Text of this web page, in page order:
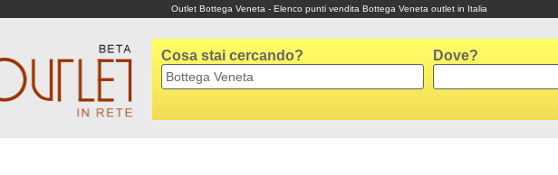
Outlet Bottega Veneta - Elenco punti vendita Bottega Veneta outlet in Italia
Cosa stai cercando? Dove?